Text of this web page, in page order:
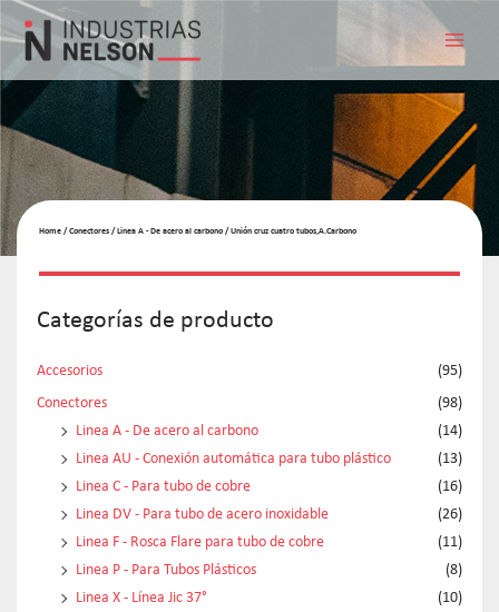
Home /Conectores /Linea A - De acero al carbono / Unión cruz cuatro tubos,A.Carbono
Categorías de producto
Accesorios
(95)
Conectores
(98)
Linea A - De acero al carbono
(14)
Linea AU - Conexión automática para tubo plástico
(13)
Linea C - Para tubo de cobre
(16)
Linea DV - Para tubo de acero inoxidable
(26)
Linea F - Rosca Flare para tubo de cobre
(11)
Linea P - Para Tubos Plásticos
(8)
Linea X - Línea Jic 37°
(10)